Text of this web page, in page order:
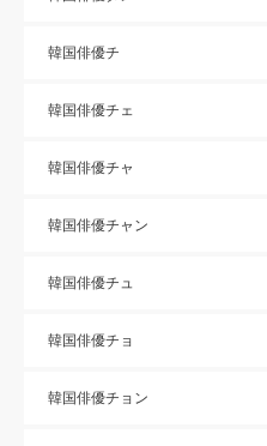
韓国俳優チ
韓国俳優チェ
韓国俳優チャ
韓国俳優チャン
韓国俳優チュ
韓国俳優チョ
韓国俳優チョン